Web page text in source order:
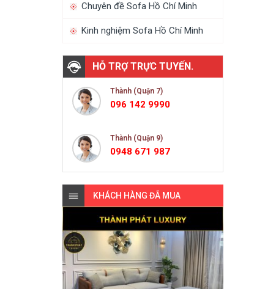
Chuyên đề Sofa Hồ Chí Minh
Kinh nghiệm Sofa Hồ Chí Minh
HỖ TRỢ TRỰC TUYẾN.
Thành (Quận 7)
096 142 9990
Thành (Quận 9)
0948 671 987
KHÁCH HÀNG ĐÃ MUA